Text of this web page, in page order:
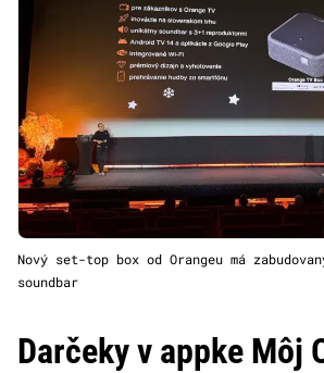
Nový set-top box od Orangeu má
soundbar
Darčeky v appke Môj